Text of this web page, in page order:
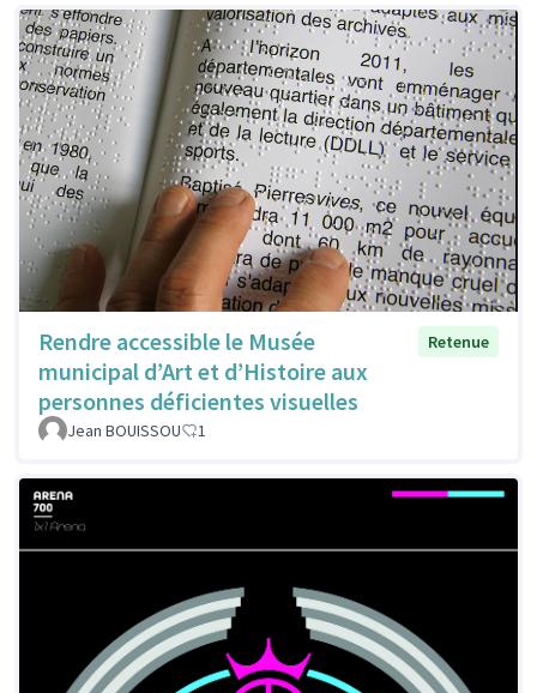
Rendre accessible le Musée
municipal d’Art et d’Histoire aux
personnes déficientes visuelles
Retenue
Jean BOUISSOU 1